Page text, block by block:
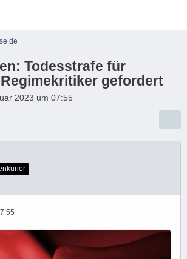
Todesstrafe für
gefordert
2023 um 07:55